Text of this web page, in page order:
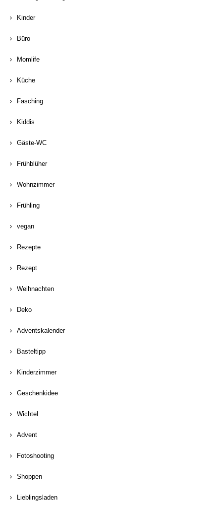
Kinder
Büro
Momlife
Küche
Fasching
Kiddis
Gäste-WC
Frühblüher
Wohnzimmer
Frühling
vegan
Rezepte
Rezept
Weihnachten
Deko
Adventskalender
Basteltipp
Kinderzimmer
Geschenkidee
Wichtel
Advent
Fotoshooting
Shoppen
Lieblingsladen